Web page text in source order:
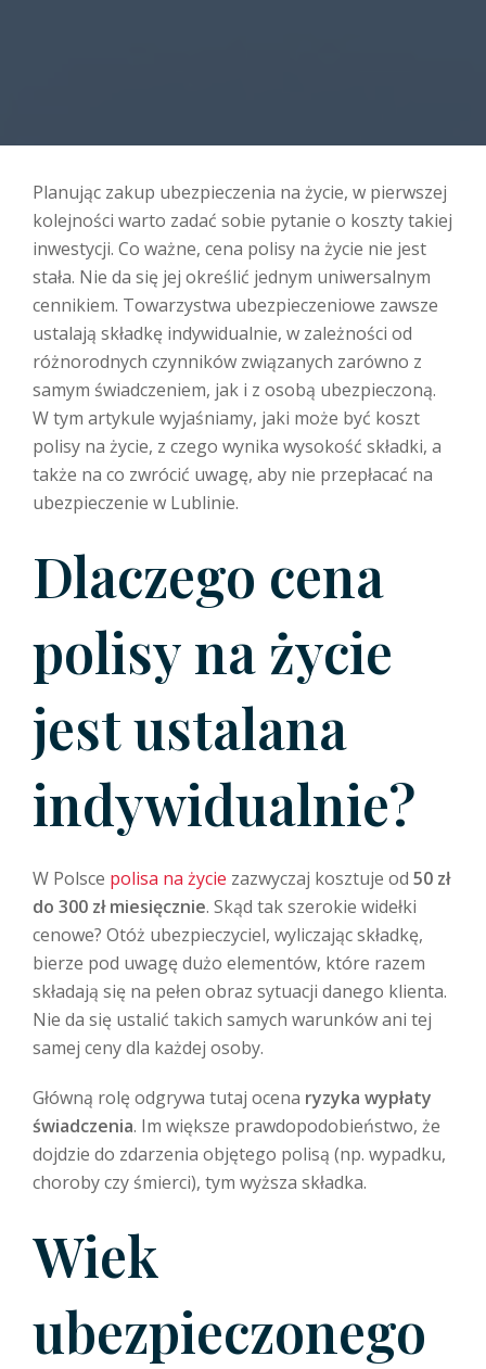
Planując zakup ubezpieczenia na życie, w pierwszej
kolejności warto zadać sobie pytanie o koszty takiej
inwestycji. Co ważne, cena polisy na życie nie jest
stała. Nie da się jej określić jednym uniwersalnym
cennikiem. Towarzystwa ubezpieczeniowe zawsze
ustalają składkę indywidualnie, w zależności od
różnorodnych czynników związanych zarówno z
samym świadczeniem, jak i z osobą ubezpieczoną.
W tym artykule wyjaśniamy, jaki może być koszt
polisy na życie, z czego wynika wysokość składki, a
także na co zwrócić uwagę, aby nie przepłacać na
ubezpieczenie w Lublinie.
Dlaczego cena
polisy na życie
jest ustalana
indywidualnie?
W Polsce polisa na życie zazwyczaj kosztuje od 50 zł
do 300 zł miesięcznie. Skąd tak szerokie widełki
cenowe? Otóż ubezpieczyciel, wyliczając składkę,
bierze pod uwagę dużo elementów, które razem
składają się na pełen obraz sytuacji danego klienta.
Nie da się ustalić takich samych warunków ani tej
samej ceny dla każdej osoby.
Główną rolę odgrywa tutaj ocena ryzyka wypłaty
świadczenia. Im większe prawdopodobieństwo, że
dojdzie do zdarzenia objętego polisą (np. wypadku,
choroby czy śmierci), tym wyższa składka.
Wiek
ubezpieczonego